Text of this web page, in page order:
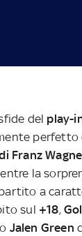
del play-
Franz
la
a
sul +18,
Jalen Green